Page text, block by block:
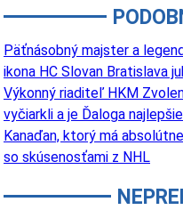
Päťnásobný majster a
ikona HC Slovan Bratislava
Výkonný riaditeľ HKM
vyčiarkli a je Ďaloga
Kanaďan, ktorý má
so skúsenosťami z NHL